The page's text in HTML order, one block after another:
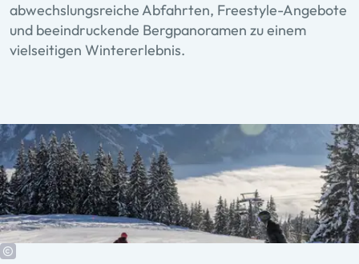
abwechslungsreiche Abfahrten, Freestyle-Angebote
und beeindruckende Bergpanoramen zu einem
vielseitigen Wintererlebnis.